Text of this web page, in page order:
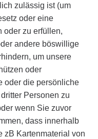
zulässig ist (um
oder eine
oder zu erfüllen,
andere böswillige
um unsere
oder
oder die persönliche
Personen zu
wenn Sie zuvor
dass innerhalb
zB Kartenmaterial von